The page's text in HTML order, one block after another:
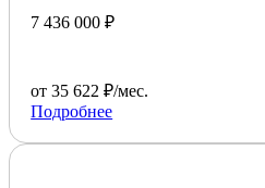
7 436 000 ₽
от 35 622 ₽/мес.
Подробнее